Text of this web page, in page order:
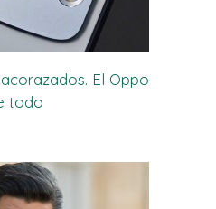
El Oppo
todo